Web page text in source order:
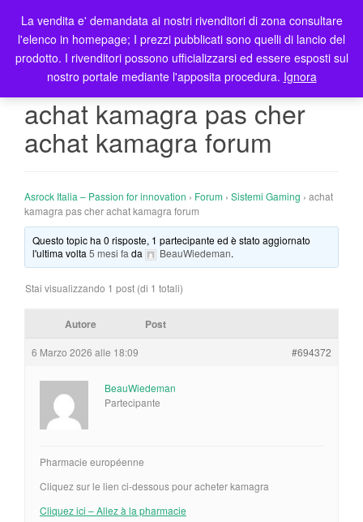
T
o
g
l
a
i
achat kamagra pas cher
achat kamagra forum
Asrock Italia – Passion for innovation › Forum › Sistemi Gaming › achat
kamagra pas cher achat kamagra forum
Questo topic ha 0 risposte, 1 partecipante ed è stato aggiornato
l'ultima volta5 mesi fa da BeauWiedeman.
Stai visualizzando 1 post (di 1 totali)
Autore Post
6 Marzo 2026 alle 18:09 #694372
BeauWiedeman
Partecipante
Pharmacie européenne
Cliquez sur le lien ci-dessous pour acheter kamagra
Cliquez ici – Allez à la pharmacie
La vendita e' demandata ai nostri rivenditori di zona consultare
l'elenco in homepage; I prezzi pubblicati sono quelli di lancio del
prodotto. I rivenditori possono ufficializzarsi ed essere esposti sul
nostro portale mediante l'apposita procedura. Ignora